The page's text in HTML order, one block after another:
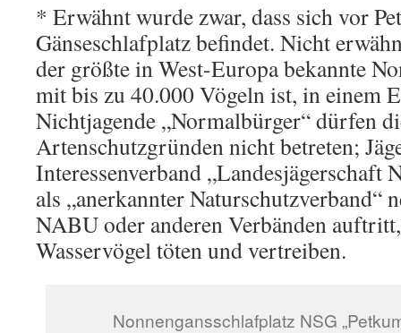
* Erwähnt wurde zwar, dass sich vor
Gänseschlafplatz befindet. Nicht
der größte in West-Europa bekannte
mit bis zu 40.000 Vögeln ist, in einem
Nichtjagende „Normalbürger“ dürfen
Artenschutzgründen nicht betreten;
Interessenverband „Landesjägerschaft
als „anerkannter Naturschutzverband“
NABU oder anderen Verbänden
Wasservögel töten und vertreiben.
Nonnengansschlafplatz NSG